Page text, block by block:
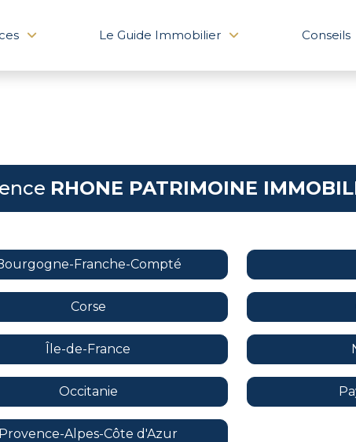
Le Guide Immobilier Conseils
RHONE PATRIMOINE
Franche-Compté
Corse
Île-de-France
Occitanie
Provence-Alpes-Côte d'Azur